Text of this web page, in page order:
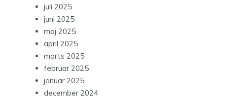
juli 2025
juni 2025
maj 2025
april 2025
marts 2025
februar 2025
januar 2025
december 2024